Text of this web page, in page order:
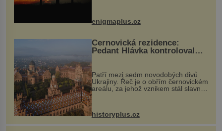
...
enigmaplus.cz
Černovická rezidence:
Pedant Hlávka kontroloval
Patří mezi sedm novodobých divů
Ukrajiny. Řeč je o obřím černovickém
areálu, za jehož vznikem stál slavný
český architekt Josef Hlávka. Ten si
na něm dal mimořádně záležet. Jeho
stavební plány by při ...
historyplus.cz